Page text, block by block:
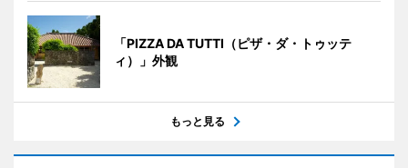
「PIZZA DA TUTTI（ピザ・ダ・トゥッテ
ィ）」外観
もっと見る